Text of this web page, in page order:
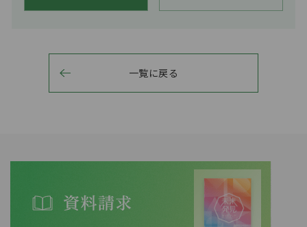
一覧に戻る